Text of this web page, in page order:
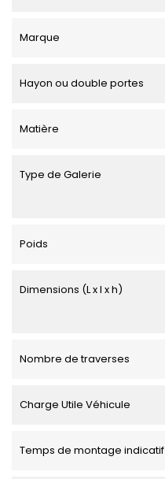
Marque
Hayon ou double portes
Matière
Type de Galerie
Poids
Dimensions (L x l x h)
Nombre de traverses
Charge Utile Véhicule
Temps de montage indicatif